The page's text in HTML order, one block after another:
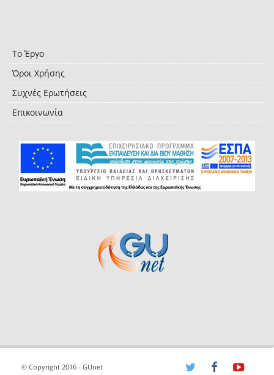
Το Έργο
Όροι Χρήσης
Συχνές Ερωτήσεις
Επικοινωνία
© Copyright 2016 - GUnet